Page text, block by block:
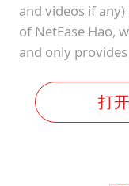
and videos if
of NetEase Hao,
and only
打